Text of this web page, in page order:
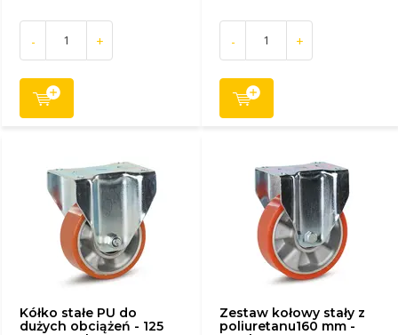
- + - +
Kółko stałe PU do
dużych obciążeń - 125
Zestaw kołowy stały z
poliuretanu160 mm -